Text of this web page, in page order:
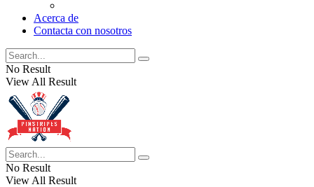
Acerca de
Contacta con nosotros
No Result
View All Result
No Result
View All Result